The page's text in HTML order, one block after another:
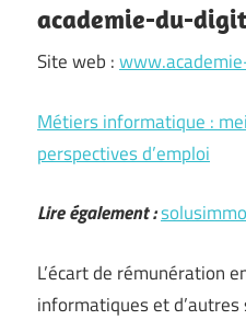
academie-du-
Site web :
Métiers informatique :
perspectives d’emploi
Lire également :
L’écart de rémunération
informatiques et